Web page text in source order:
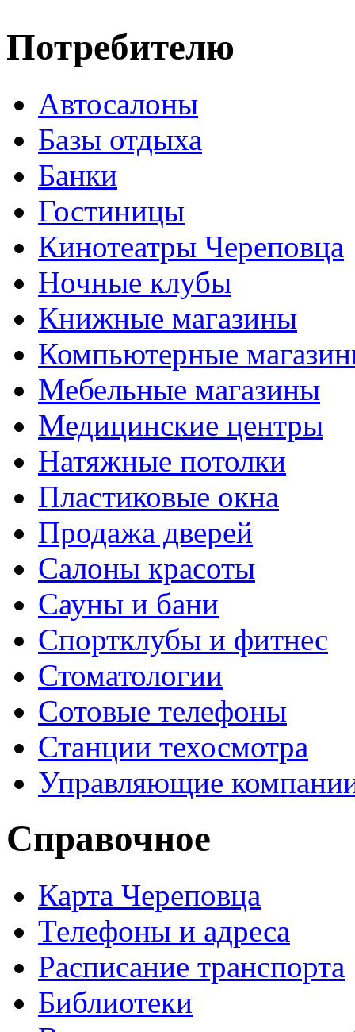
Потребителю
Автосалоны
Базы отдыха
Банки
Гостиницы
Кинотеатры Череповца
Ночные клубы
Книжные магазины
Компьютерные
Мебельные магазины
Медицинские центры
Натяжные потолки
Пластиковые окна
Продажа дверей
Салоны красоты
Сауны и бани
Спортклубы и фитнес
Стоматологии
Сотовые телефоны
Станции техосмотра
Управляющие
Справочное
Карта Череповца
Телефоны и адреса
Расписание транспорта
Библиотеки